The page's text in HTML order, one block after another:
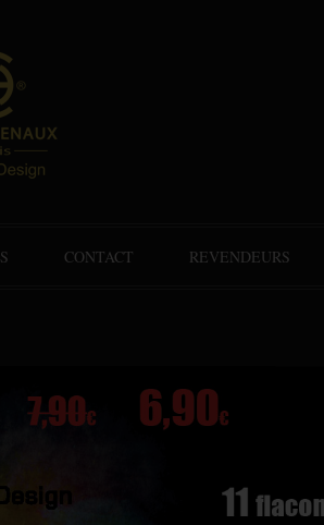
CONTACT REVENDEURS